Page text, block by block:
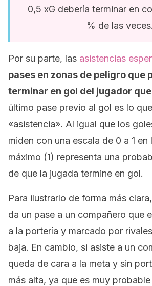
0,5 xG debería terminar en
% de las veces.
Por su parte, las asistencias
pases en zonas de peligro que
terminar en gol del jugador
último pase previo al gol es lo
«asistencia». Al igual que los
miden con una escala de 0 a 1 en
máximo (1) representa una
de que la jugada termine en gol.
Para ilustrarlo de forma más
da un pase a un compañero que
a la portería y marcado por
baja. En cambio, si asiste a un
queda de cara a la meta y sin
más alta, ya que es muy